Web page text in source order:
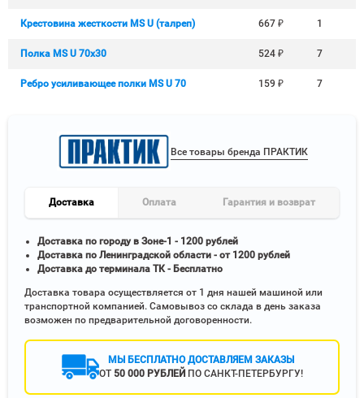
Крестовина жесткости MS U (талреп) 667 ₽ 1
Полка MS U 70х30 524 ₽ 7
Ребро усиливающее полки MS U 70 159 ₽ 7
Все товары бренда ПРАКТИК
Доставка Оплата Гарантия и возврат
Доставка по городу в Зоне-1 - 1200 рублей
Доставка по Ленинградской области - от 1200 рублей
Доставка до терминала ТК - Бесплатно
Доставка товара осуществляется от 1 дня нашей машиной или
транспортной компанией. Самовывоз со склада в день заказа
возможен по предварительной договоренности.
МЫ БЕСПЛАТНО ДОСТАВЛЯЕМ ЗАКАЗЫ
ОТ 50 000 РУБЛЕЙ ПО САНКТ-ПЕТЕРБУРГУ!